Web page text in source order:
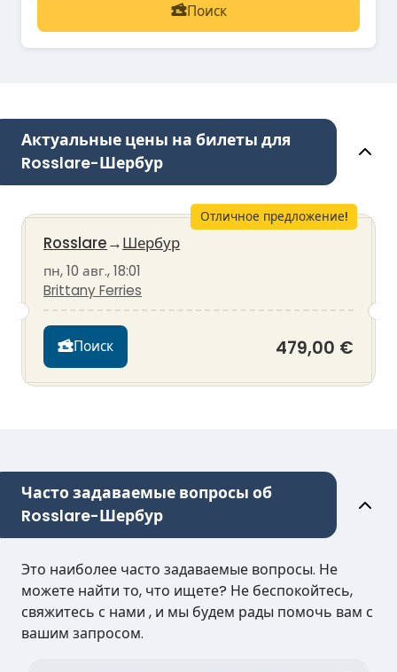
Поиск
Актуальные цены на билеты для
Rosslare-Шербур
Отличное предложение!
Rosslare→Шербур
пн, 10 авг., 18:01
Brittany Ferries
Поиск 479,00 €
Часто задаваемые вопросы об
Rosslare-Шербур
Это наиболее часто задаваемые вопросы. Не
можете найти то, что ищете? Не беспокойтесь,
свяжитесь с нами , и мы будем рады помочь вам с
вашим запросом.